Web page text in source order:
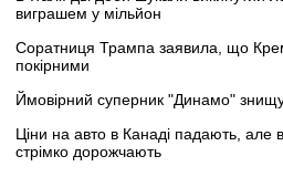
виграшем у мільйон
Соратниця Трампа заявила, що
покірними
Ймовірний суперник "Динамо"
Ціни на авто в Канаді падають, але
стрімко дорожчають